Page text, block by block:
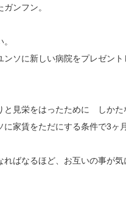
ンフン。
ソに新しい病院をプレゼン
と見栄をはったために しかた
家賃をただにする条件で3ヶ
ばなるほど、お互いの事が気